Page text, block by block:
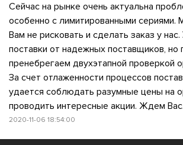
Сейчас на рынке очень актуальна
особенно с лимитированными сериями.
Вам не рисковать и сделать заказ у
поставки от надежных поставщиков, но
пренебрегаем двухэтапной проверкой
За счет отлаженности процессов
удается соблюдать разумные цены на
проводить интересные акции. Ждем
2020-11-06 18:54:00